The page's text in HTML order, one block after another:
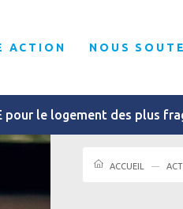
ACTION NOUS
pour le logement des plus
ACCUEIL